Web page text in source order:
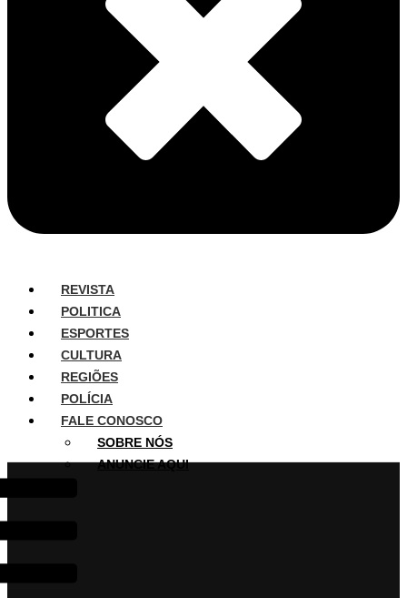
REVISTA
POLITICA
ESPORTES
CULTURA
REGIÕES
POLÍCIA
FALE CONOSCO
SOBRE NÓS
ANUNCIE AQUI